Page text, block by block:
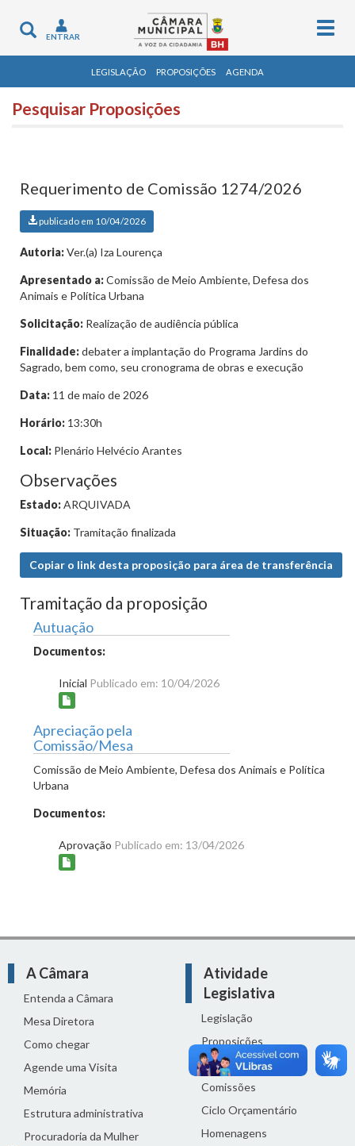
Toggle
navigation
ENTRAR
LEGISLAÇÃO PROPOSIÇÕES AGENDA
Pesquisar Proposições
Requerimento de Comissão 1274/2026
publicado em 10/04/2026
Autoria:Ver.(a) Iza Lourença
Apresentado a:Comissão de Meio Ambiente, Defesa dos
Animais e Política Urbana
Solicitação: Realização de audiência pública
Finalidade:debater a implantação do Programa Jardins do
Sagrado, bem como, seu cronograma de obras e execução
Data: 11 de maio de 2026
Horário: 13:30h
Local: Plenário Helvécio Arantes
Observações
Estado:ARQUIVADA
Situação: Tramitação finalizada
Copiar o link desta proposição para área de transferência
Tramitação da proposição
Autuação
Documentos:
Inicial Publicado em: 10/04/2026
Apreciação pela
Comissão/Mesa
Comissão de Meio Ambiente, Defesa dos Animais e Política
Urbana
Documentos:
Aprovação Publicado em: 13/04/2026
A Câmara
Entenda a Câmara
Mesa Diretora
Como chegar
Agende uma Visita
Memória
Estrutura administrativa
Procuradoria da Mulher
Atividade
Legislativa
Legislação
Proposições
Reuniões
Comissões
Ciclo Orçamentário
Homenagens